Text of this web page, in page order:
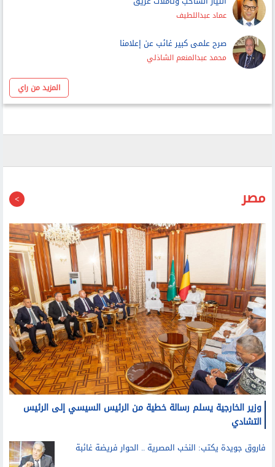
التيار الساحب وتأملات غريق
عماد عبداللطيف
صرح علمى كبير غائب عن إعلامنا
محمد عبدالمنعم الشاذلي
المزيد من راي
مصر
وزير الخارجية يسلم رسالة خطية من الرئيس السيسي إلى الرئيس
التشادي
فاروق جويدة يكتب: النخب المصرية .. الحوار فريضة غائبة